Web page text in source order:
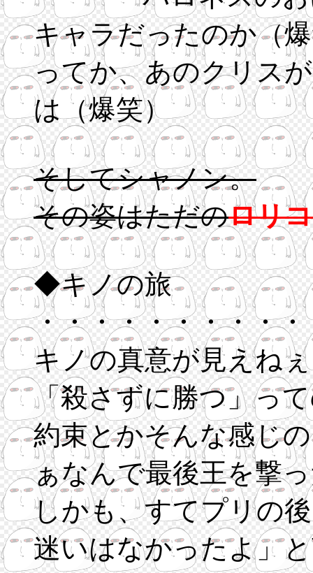
キャラだったのか（
ってか、あのクリス
は（爆笑）
そしてシャノン。
その姿はただのロリ
◆キノの旅
・・・・・・・・・
キノの真意が見えね
「殺さずに勝つ」っ
約束とかそんな感じ
ぁなんで最後王を撃
しかも、すてプリの
迷いはなかったよ」